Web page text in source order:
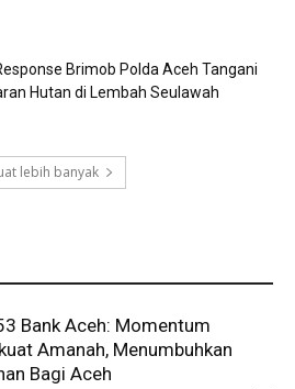
Brimob Polda Aceh Tangani
Hutan di Lembah Seulawah
lebih banyak
Bank Aceh: Momentum
Amanah, Menumbuhkan
Bagi Aceh